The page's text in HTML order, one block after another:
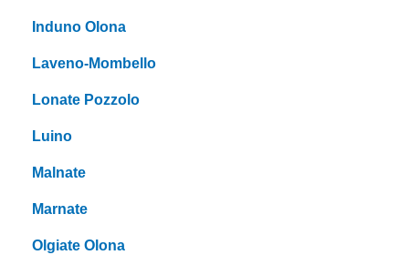
Induno Olona
Laveno-Mombello
Lonate Pozzolo
Luino
Malnate
Marnate
Olgiate Olona